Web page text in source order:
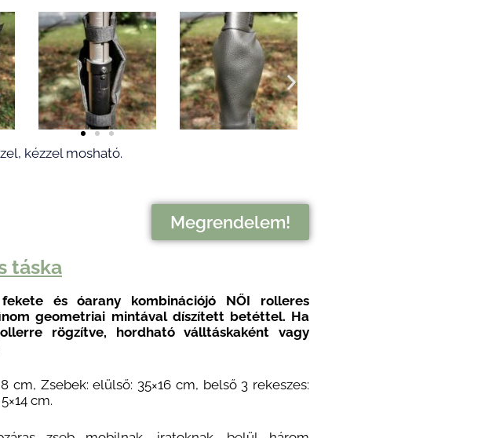
kézzel mosható.
Megrendelem!
táska
fekete és óarany kombinációjó NŐI rolleres
geometriai mintával díszített betéttel. Ha
rögzítve, hordható válltáskaként vagy
cm, Zsebek: elülső: 35×16 cm, belső 3 rekeszes:
cm.